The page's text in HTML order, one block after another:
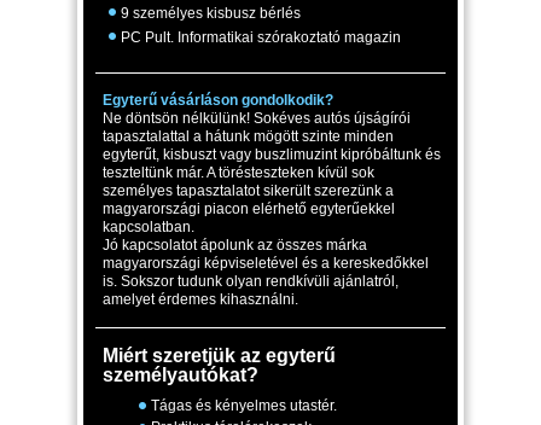
9 személyes kisbusz bérlés
PC Pult. Informatikai szórakoztató magazin
Egyterű vásárláson gondolkodik?
Ne döntsön nélkülünk! Sokéves autós újságírói
tapasztalattal a hátunk mögött szinte minden
egyterűt, kisbuszt vagy buszlimuzint kipróbáltunk és
teszteltünk már. A törésteszteken kívül sok
személyes tapasztalatot sikerült szerezünk a
magyarországi piacon elérhető egyterűekkel
kapcsolatban.
Jó kapcsolatot ápolunk az összes márka
magyarországi képviseletével és a kereskedőkkel
is. Sokszor tudunk olyan rendkívüli ajánlatról,
amelyet érdemes kihasználni.
Miért szeretjük az egyterű
személyautókat?
Tágas és kényelmes utastér.